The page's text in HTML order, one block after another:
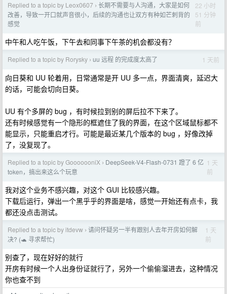
Replied to a topic by Leox0607 › 长期不需要与人沟通，大家是如何
改善，导致一开口就声音很小，后续的沟通也让双方有种如芒刺背的
感觉
22 小时
51 分钟
前
中午和人吃午饭，下午去和同事下午茶的机会都没有？
Replied to a topic by Rorysky › uu 远程 的完成度太高了 1 天前
向日葵和 UU 轮着用，日常通常是开 UU 多一点，界面清爽，延迟大
的话，可能会切向日葵。
UU 有个多屏的 bug ，有时候拉到别的屏后拉不下来了。
还有时候感觉有一个隐形的框遮住了我的界面，在这个区域鼠标都不
能显示，只能重启才行。可能是最近某几个版本的 bug ，好像改掉
了，没复现了。
Replied to a topic by GooooooniX › DeepSeek-V4-Flash-0731 蹬了 6 亿
token，搞出来这么个玩意
1 天
前
我对这个业务不感兴趣，对这个 GUI 比较感兴趣。
下载后运行，弹出一个黑乎乎的界面是啥，感觉一开始还有点卡，我
都还没点击测试。
Replied to a topic by itdevw › 请问怀疑另一半有跟别人去年开房如何解
决? (🐢 寻求帮忙)
1 天
前
别查了，现在好好的就行
开房有时候一个人出身份证就行了，另外一个偷偷溜进去，这种情况
你也查不到